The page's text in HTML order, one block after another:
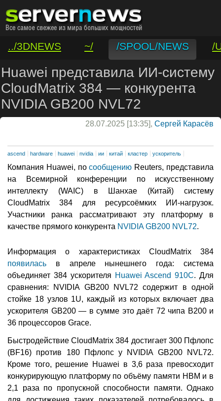
../3DNEWS ~/ /SPOOL/NEWS
/
/VAR/CONTACT
Huawei представила ИИ-систему
CloudMatrix 384 — конкурента
NVIDIA GB200 NVL72
28.07.2025 [13:35], Сергей Карасёв
ascend hardware huawei nvidia ии китай кластер ускоритель
Компания Huawei, посообщению Reuters, представила
на Всемирной конференции по искусственному
интеллекту (WAIC) в Шанхае (Китай) систему
CloudMatrix 384 для ресурсоёмких ИИ-нагрузок.
Участники ранка рассматривают эту платформу в
качестве прямого конкурента NVIDIA GB200 NVL72.
Информация о характеристиках CloudMatrix 384
появилась в апреле нынешнего года: система
объединяет 384 ускорителя Huawei Ascend 910C. Для
сравнения: NVIDIA GB200 NVL72 содержит в одной
стойке 18 узлов 1U, каждый из которых включает два
ускорителя GB200 — в сумме это даёт 72 чипа B200 и
36 процессоров Grace.
Быстродействие CloudMatrix 384 достигает 300 Пфлопс
(BF16) против 180 Пфлопс у NVIDIA GB200 NVL72.
Кроме того, решение Huawei в 3,6 раза превосходит
конкурирующую платформу по объёму памяти HBM и в
2,1 раза по пропускной способности памяти. Однако